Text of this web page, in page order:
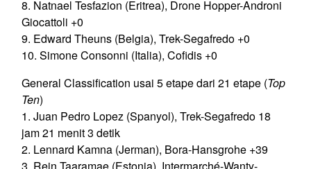
8. Natnael Tesfazion (Eritrea), Drone Hopper-Androni
Giocattoli +0
9. Edward Theuns (Belgia), Trek-Segafredo +0
10. Simone Consonni (Italia), Cofidis +0
General Classification usai 5 etape dari 21 etape (Top
Ten)
1. Juan Pedro Lopez (Spanyol), Trek-Segafredo 18
jam 21 menit 3 detik
2. Lennard Kamna (Jerman), Bora-Hansgrohe +39
3. Rein Taaramae (Estonia), Intermarché-Wanty-